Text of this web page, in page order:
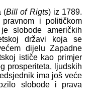
(Bill of Rigts) iz 1789.
i političkom
slobode američkih
državi koja se
dijelu Zapadne
ističe kao primjer
prosperiteta, ljudskih
ima još veće
slobode i prava